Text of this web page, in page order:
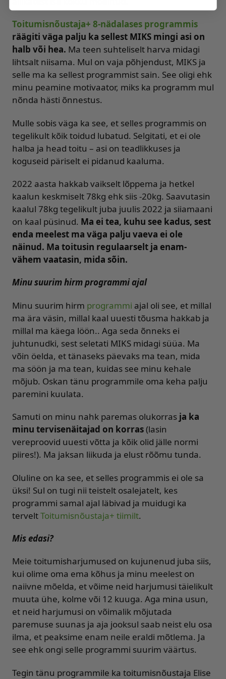
Toitumisnõustaja+ 8-nädalases programmis
räägiti väga palju ka sellest MIKS mingi asi on
halb või hea. Ma teen suhteliselt harva midagi
lihtsalt niisama. Mul on vaja põhjendust, MIKS ja
selle ma ka sellest programmist sain. See oligi ehk
minu peamine motivaator, miks ka programm mul
nõnda hästi õnnestus.
Mulle sobis väga ka see, et selles programmis on
tegelikult kõik toidud lubatud. Selgitati, et ei ole
halba ja head toitu – asi on teadlikkuses ja
koguseid päriselt ei pidanud kaaluma.
2022 aasta hakkab vaikselt lõppema ja hetkel
kaalun keskmiselt 78kg ehk siis -20kg. Saavutasin
kaalul 78kg tegelikult juba juulis 2022 ja siiamaani
on kaal püsinud. Ma ei tea, kuhu see kadus, sest
enda meelest ma väga palju vaeva ei ole
näinud. Ma toitusin regulaarselt ja enam-
vähem vaatasin, mida sõin.
Minu suurim hirm programmi ajal
Minu suurim hirm programmi ajal oli see, et millal
ma ära väsin, millal kaal uuesti tõusma hakkab ja
millal ma käega löön.. Aga seda õnneks ei
juhtunudki, sest seletati MIKS midagi süüa. Ma
võin öelda, et tänaseks päevaks ma tean, mida
ma söön ja ma tean, kuidas see minu kehale
mõjub. Oskan tänu programmile oma keha palju
paremini kuulata.
Samuti on minu nahk paremas olukorras ja ka
minu tervisenäitajad on korras(lasin
vereproovid uuesti võtta ja kõik olid jälle normi
piires!). Ma jaksan liikuda ja elust rõõmu tunda.
Oluline on ka see, et selles programmis ei ole sa
üksi! Sul on tugi nii teistelt osalejatelt, kes
programmi samal ajal läbivad ja muidugi ka
terveltToitumisnõustaja+ tiimilt.
Mis edasi?
Meie toitumisharjumused on kujunenud juba siis,
kui olime oma ema kõhus ja minu meelest on
naiivne mõelda, et võime neid harjumusi täielikult
muuta ühe, kolme või 12 kuuga. Aga mina usun,
et neid harjumusi on võimalik mõjutada
paremuse suunas ja aja jooksul saab neist elu osa
ilma, et peaksime enam neile eraldi mõtlema. Ja
see ehk ongi selle programmi suurim väärtus.
Tegin tänu programmile ka toitumisnõustaja Elise